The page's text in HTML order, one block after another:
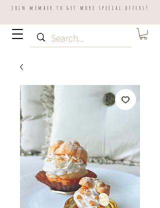
join member to get more special offers!